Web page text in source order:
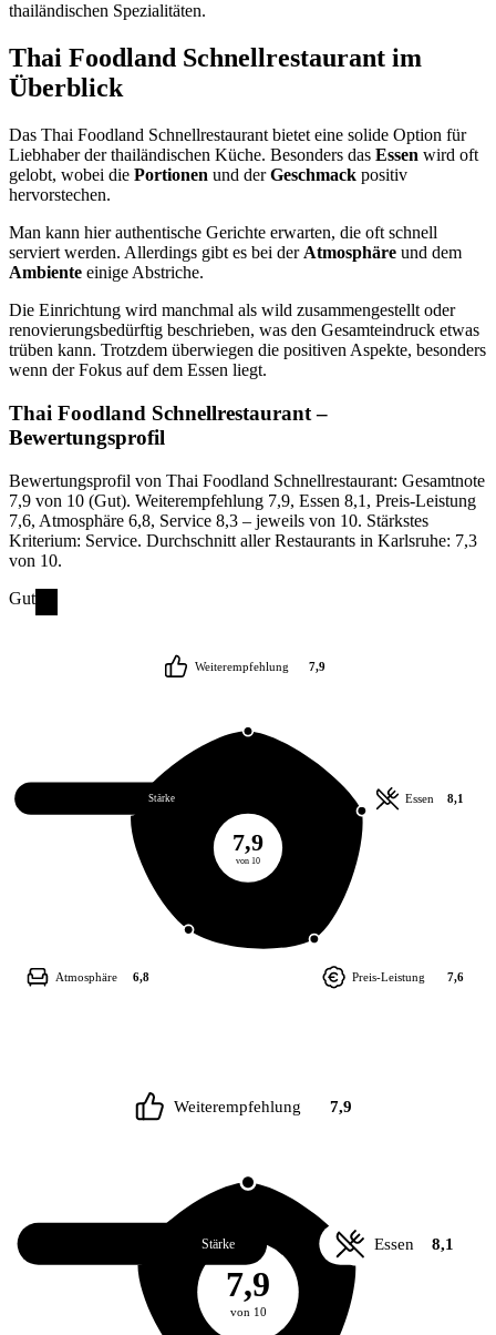
thailändischen Spezialitäten.
Thai Foodland Schnellrestaurant im
Überblick
Das Thai Foodland Schnellrestaurant bietet eine solide Option für
Liebhaber der thailändischen Küche. Besonders das Essen wird oft
gelobt, wobei die Portionen und derGeschmack positiv
hervorstechen.
Man kann hier authentische Gerichte erwarten, die oft schnell
serviert werden. Allerdings gibt es bei der Atmosphäre und dem
Ambiente einige Abstriche.
Die Einrichtung wird manchmal als wild zusammengestellt oder
renovierungsbedürftig beschrieben, was den Gesamteindruck etwas
trüben kann. Trotzdem überwiegen die positiven Aspekte, besonders
wenn der Fokus auf dem Essen liegt.
Thai Foodland Schnellrestaurant–
Bewertungsprofil
Bewertungsprofil von Thai Foodland Schnellrestaurant: Gesamtnote
7,9 von 10 (Gut). Weiterempfehlung 7,9, Essen 8,1, Preis-Leistung
7,6, Atmosphäre 6,8, Service 8,3 – jeweils von 10. Stärkstes
Kriterium: Service. Durchschnitt aller Restaurants in Karlsruhe: 7,3
von 10.
Gut
7,9
von 10
Weiterempfehlung 7,9
Essen 8,1
Preis-Leistung 7,6
Atmosphäre 6,8
Stärke
7,9
von 10
Weiterempfehlung 7,9
Essen 8,1
Stärke